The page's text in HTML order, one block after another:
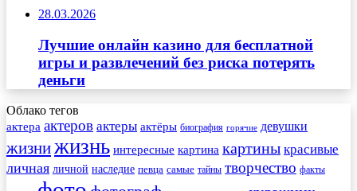
28.03.2026
Лучшие онлайн казино для бесплатной
игры и развлечений без риска потерять
деньги
Облако тегов
актера актеров актеры актёры биография горячие девушки
жизнижизнь интересные картина картины красивые
личная личной наследие певца самые тайны творчество факты